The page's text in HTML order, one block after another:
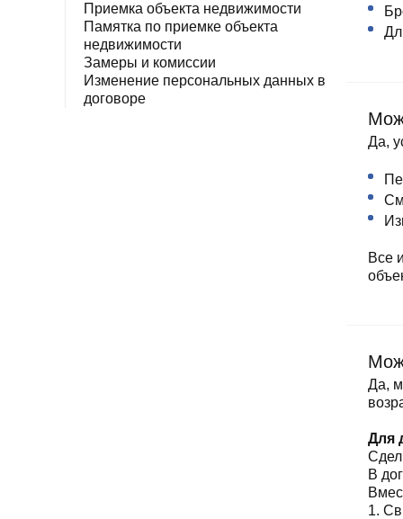
Приемка объекта недвижимости
Памятка по приемке объекта
недвижимости
Замеры и комиссии
Изменение персональных данных в
договоре
Да,
Все
Да,
Для
В
1.